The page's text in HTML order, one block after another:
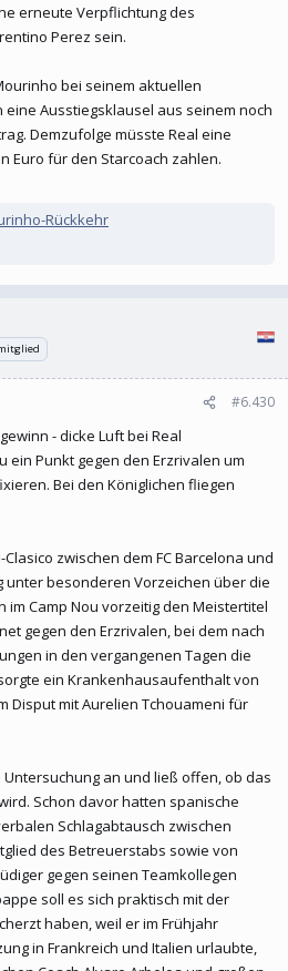
erneute Verpflichtung des
Perez sein.
bei seinem aktuellen
Ausstiegsklausel aus seinem noch
Demzufolge müsste Real eine
Euro für den Starcoach zahlen.
Rückkehr
#6.430
- dicke Luft bei Real
ein Punkt gegen den Erzrivalen um
Bei den Königlichen fliegen
zwischen dem FC Barcelona und
unter besonderen Vorzeichen über die
im Camp Nou vorzeitig den Meistertitel
gegen den Erzrivalen, bei dem nach
in den vergangenen Tagen die
ein Krankenhausaufenthalt von
Disput mit Aurelien Tchouameni für
an und ließ offen, ob das
Schon davor hatten spanische
Schlagabtausch zwischen
des Betreuerstabs sowie von
gegen seinen Teamkollegen
soll es sich praktisch mit der
haben, weil er im Frühjahr
in Frankreich und Italien urlaubte,